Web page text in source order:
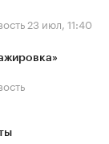
23 июл, 11:40